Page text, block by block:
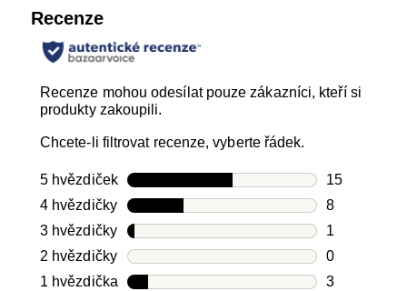
Recenze
Recenze mohou odesílat pouze zákazníci, kteří si
produkty zakoupili.
Chcete-li filtrovat recenze, vyberte řádek.
5 hvězdičekhvězdičky
15
Počet
4 hvězdičkyhvězdičky
8
Počet
3 hvězdičkyhvězdičky
1
Počet
2 hvězdičkyhvězdičky
0
Počet
1 hvězdičkahvězdičky
3